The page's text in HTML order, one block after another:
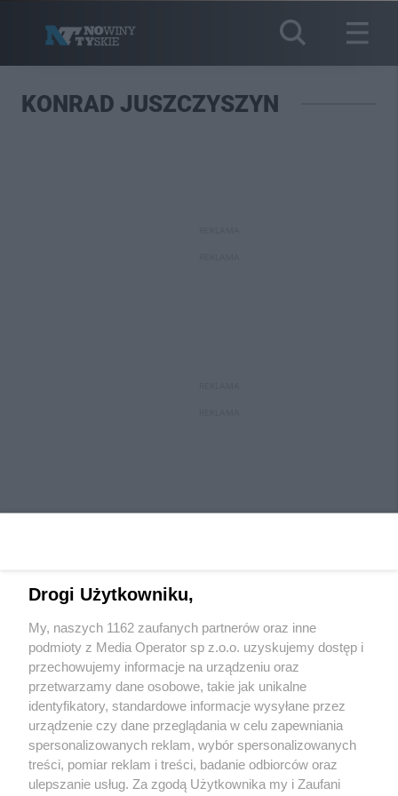
KONRAD JUSZCZYSZYN
Wydawca mediówlokalnych
Nie zapomnij
zapoznać się z:
polityką prywatności regulamin korzystania z portali
Twojemiasto Skontaktuj się z nami
Drogi Użytkowniku,
My, naszych 1162 zaufanych partnerów oraz inne
podmioty z Media Operator sp z.o.o. uzyskujemy dostęp i
przechowujemy informacje na urządzeniu oraz
przetwarzamy dane osobowe, takie jak unikalne
identyfikatory, standardowe informacje wysyłane przez
urządzenie czy dane przeglądania w celu zapewniania
spersonalizowanych reklam, wybór spersonalizowanych
treści, pomiar reklam i treści, badanie odbiorców oraz
ulepszanie usług. Za zgodą Użytkownika my i Zaufani